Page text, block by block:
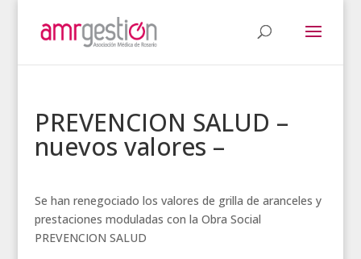
PREVENCION SALUD –
nuevos valores –
Se han renegociado los valores de grilla de aranceles y
prestaciones moduladas con la Obra Social
PREVENCION SALUD